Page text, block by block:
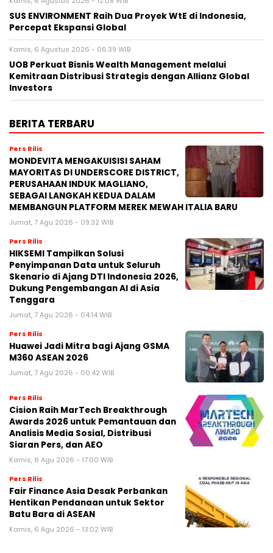
SUS ENVIRONMENT Raih Dua Proyek WtE di Indonesia,
Percepat Ekspansi Global
Kamis, 6 Agustus 2026 - 06:39 WIB
UOB Perkuat Bisnis Wealth Management melalui
Kemitraan Distribusi Strategis dengan Allianz Global
Investors
BERITA TERBARU
Pers Rilis
MONDEVITA MENGAKUISISI SAHAM
MAYORITAS DI UNDERSCORE DISTRICT,
PERUSAHAAN INDUK MAGLIANO,
SEBAGAI LANGKAH KEDUA DALAM
MEMBANGUN PLATFORM MEREK MEWAH ITALIA BARU
Jumat, 7 Agu 2026 - 09:32 WIB
Pers Rilis
HIKSEMI Tampilkan Solusi
Penyimpanan Data untuk Seluruh
Skenario di Ajang DTI Indonesia 2026,
Dukung Pengembangan AI di Asia
Tenggara
Jumat, 7 Agu 2026 - 04:14 WIB
Pers Rilis
Huawei Jadi Mitra bagi Ajang GSMA
M360 ASEAN 2026
Jumat, 7 Agu 2026 - 00:42 WIB
Pers Rilis
Cision Raih MarTech Breakthrough
Awards 2026 untuk Pemantauan dan
Analisis Media Sosial, Distribusi
Siaran Pers, dan AEO
Kamis, 6 Agu 2026 - 17:00 WIB
Pers Rilis
Fair Finance Asia Desak Perbankan
Hentikan Pendanaan untuk Sektor
Batu Bara di ASEAN
Kamis, 6 Agu 2026 - 13:02 WIB